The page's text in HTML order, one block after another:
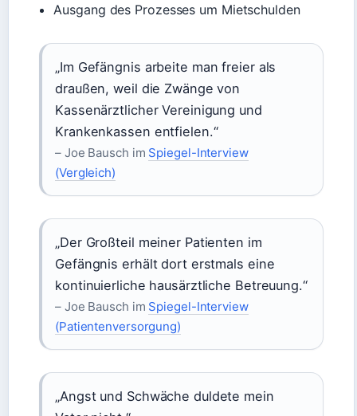
Ausgang des Prozesses um Mietschulden
„Im Gefängnis arbeite man freier als
draußen, weil die Zwänge von
Kassenärztlicher Vereinigung und
Krankenkassen entfielen.“
– Joe Bausch im Spiegel-Interview
(Vergleich)
„Der Großteil meiner Patienten im
Gefängnis erhält dort erstmals eine
kontinuierliche hausärztliche Betreuung.“
– Joe Bausch im Spiegel-Interview
(Patientenversorgung)
„Angst und Schwäche duldete mein